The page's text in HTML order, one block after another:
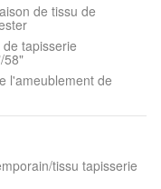
de tissu de
tapisserie
58"
l'ameublement de
tissu tapisserie